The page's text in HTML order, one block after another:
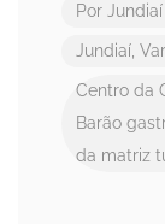
Por
Jundiaí,
Centro da
Barão
da matriz